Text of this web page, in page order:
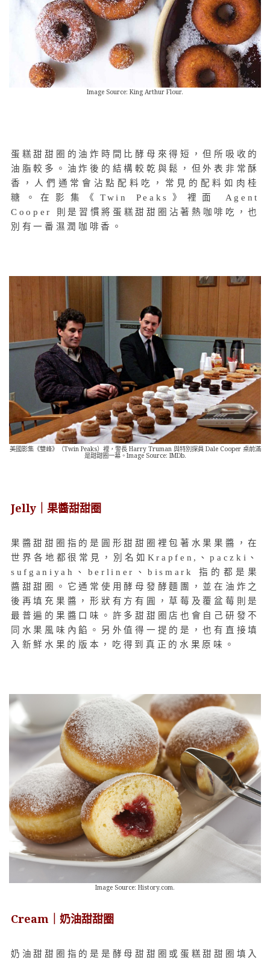
Image Source: King Arthur Flour.
蛋糕甜甜圈的油炸時間比酵母來得短，但所吸收的
油脂較多。油炸後的結構較乾與鬆，但外表非常酥
香，人們通常會沾點配料吃，常見的配料如肉桂
糖。在影集《Twin Peaks》裡面 Agent
Cooper 則是習慣將蛋糕甜甜圈沾著熱咖啡吃，也
別有一番濕潤咖啡香。
美國影集《雙峰》（Twin Peaks）裡，警長 Harry Truman 與特別探員 Dale Cooper 桌前滿
是甜甜圈一幕。Image Source: IMDb.
Jelly｜果醬甜甜圈
果醬甜甜圈指的是圓形甜甜圈裡包著水果果醬，在
世界各地都很常見，別名如Krapfen,、paczki、
sufganiyah、berliner、bismark 指的都是果
醬甜甜圈。它通常使用酵母發酵麵團，並在油炸之
後再填充果醬，形狀有方有圓，草莓及覆盆莓則是
最普遍的果醬口味。許多甜甜圈店也會自己研發不
同水果風味內餡。另外值得一提的是，也有直接填
入新鮮水果的版本，吃得到真正的水果原味。
Image Source: History.com.
Cream｜奶油甜甜圈
奶油甜甜圈指的是是酵母甜甜圈或蛋糕甜甜圈填入